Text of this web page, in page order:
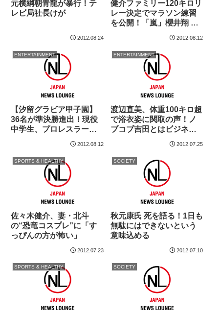
元横綱朝青龍が暴行！テ
レビ局社長けが
2012.08.24
健介ファミリー120キロリ
レー決定でマラソン練習
を公開！「嵐」櫻井翔 目
2012.08.12
ENTERTAINMENT
【汐留グラビア甲子園】
36名が準決勝進出！現役
中学生、プロレスラー、
2012.08.12
ENTERTAINMENT
渡辺直美、体重100キロ超
で浴衣姿に関取の声！ノ
ブコブ吉田とはビジネス
2012.07.25
SPORTS & HEALTHY
佐々木健介、妻・北斗
の“恐竜コスプレ”に「す
っぴんの方が怖い」
2012.07.23
SOCIETY
秋元康氏 死を語る！1日も
無駄にはできないという
意味込める
2012.07.10
SPORTS & HEALTHY SOCIETY